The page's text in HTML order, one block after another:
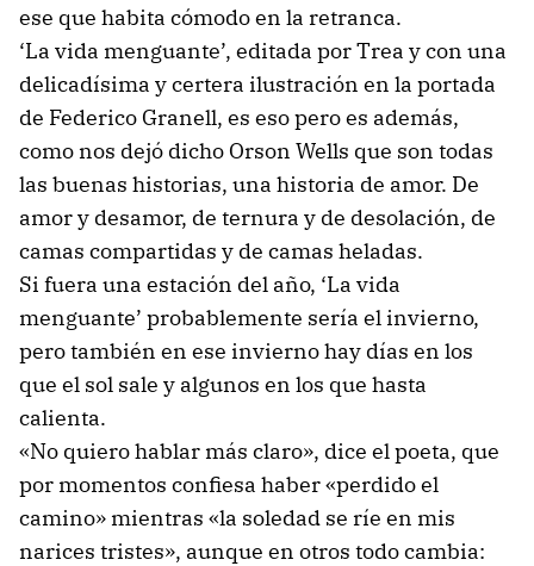
ese que habita cómodo en la retranca.
‘La vida menguante’, editada por Trea y con una
delicadísima y certera ilustración en la portada
de Federico Granell, es eso pero es además,
como nos dejó dicho Orson Wells que son todas
las buenas historias, una historia de amor. De
amor y desamor, de ternura y de desolación, de
camas compartidas y de camas heladas.
Si fuera una estación del año, ‘La vida
menguante’ probablemente sería el invierno,
pero también en ese invierno hay días en los
que el sol sale y algunos en los que hasta
calienta.
«No quiero hablar más claro», dice el poeta, que
por momentos confiesa haber «perdido el
camino» mientras «la soledad se ríe en mis
narices tristes», aunque en otros todo cambia: